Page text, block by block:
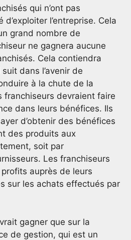
qui n’ont pas
l’entreprise. Cela
grand nombre de
ne gagnera aucune
Cela contiendra
dans l’avenir de
à la chute de la
franchiseurs devraient faire
dans leurs bénéfices. Ils
d’obtenir des bénéfices
des produits aux
soit par
Les franchiseurs
auprès de leurs
sur les achats effectués par
gagner que sur la
de gestion, qui est un